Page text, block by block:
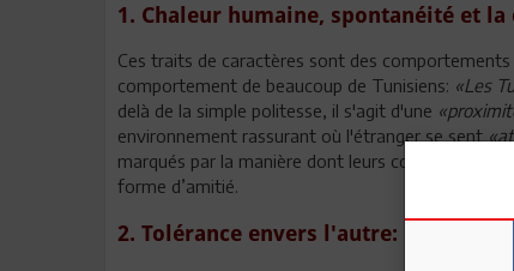
1. Chaleur humaine, spontanéité et
Ces traits de caractères sont des
comportement de beaucoup de Tunisiens: «Les
delà de la simple politesse, il s'agit d'une
environnement rassurant où l'étranger se sent
marqués par la manière dont leurs collègues
forme d’amitié.
2. Tolérance envers l'autre: une